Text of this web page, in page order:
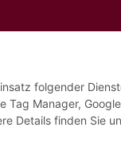
folgender
Manager,
Details finden Sie